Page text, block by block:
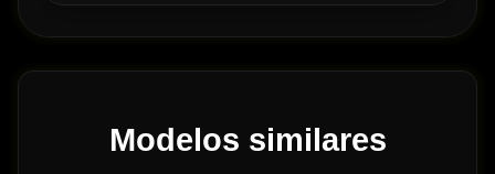
Modelos similares